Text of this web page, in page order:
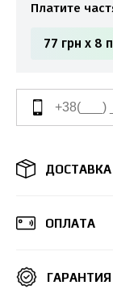
Платите
77 грн x 8
ДОСТАВКА
ОПЛАТА
ГАРАНТИЯ